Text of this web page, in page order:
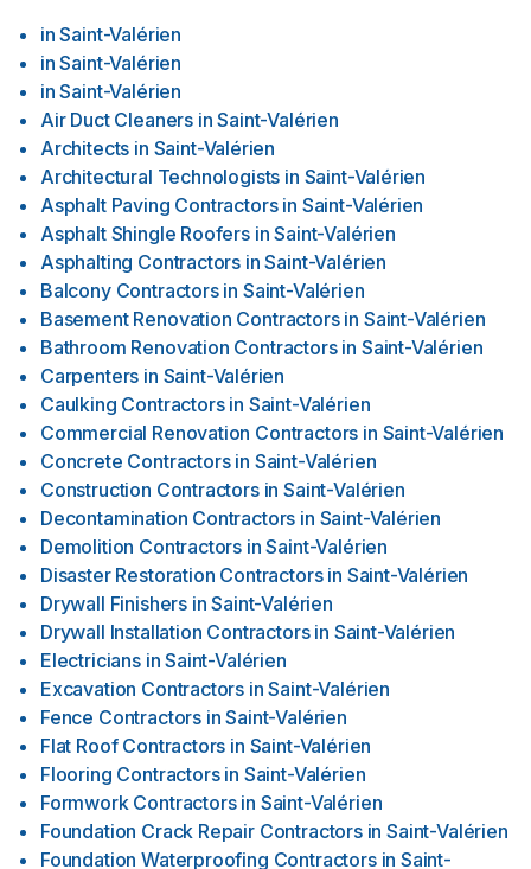
in Saint-Valérien
in Saint-Valérien
in Saint-Valérien
Air Duct Cleaners in Saint-Valérien
Architects in Saint-Valérien
Architectural Technologists in Saint-Valérien
Asphalt Paving Contractors in Saint-Valérien
Asphalt Shingle Roofers in Saint-Valérien
Asphalting Contractors in Saint-Valérien
Balcony Contractors in Saint-Valérien
Basement Renovation Contractors in Saint-Valérien
Bathroom Renovation Contractors in Saint-Valérien
Carpenters in Saint-Valérien
Caulking Contractors in Saint-Valérien
Commercial Renovation Contractors in Saint-Valérien
Concrete Contractors in Saint-Valérien
Construction Contractors in Saint-Valérien
Decontamination Contractors in Saint-Valérien
Demolition Contractors in Saint-Valérien
Disaster Restoration Contractors in Saint-Valérien
Drywall Finishers in Saint-Valérien
Drywall Installation Contractors in Saint-Valérien
Electricians in Saint-Valérien
Excavation Contractors in Saint-Valérien
Fence Contractors in Saint-Valérien
Flat Roof Contractors in Saint-Valérien
Flooring Contractors in Saint-Valérien
Formwork Contractors in Saint-Valérien
Foundation Crack Repair Contractors in Saint-Valérien
Foundation Waterproofing Contractors in Saint-